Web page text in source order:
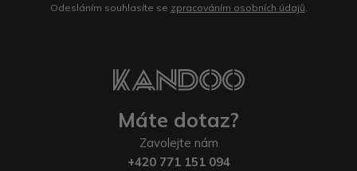
Odesláním souhlasíte se zpracováním osobních údajů
Máte dotaz?
Zavolejte nám
+420 771 151 094